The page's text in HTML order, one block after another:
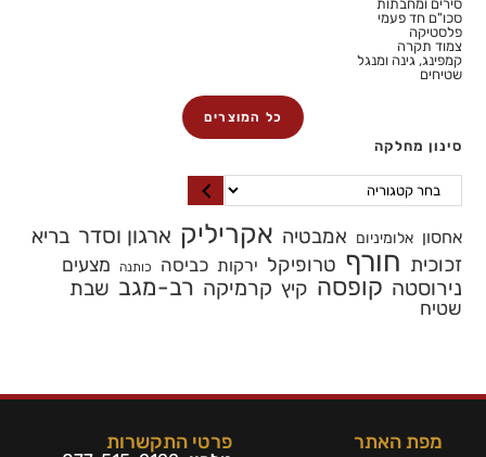
סירים ומחבתות
סכו"ם חד פעמי
פלסטיקה
צמוד תקרה
קמפינג, גינה ומנגל
שטיחים
כל המוצרים
סינון מחלקה
אחסון אלומיניום אמבטיה אקריליק ארגון וסדר בריא
זכוכית חורף טרופיקל ירקות כביסה כותנה מצעים
נירוסטה קופסה קיץ קרמיקה רב-מגב שבת
שטיח
מפת האתר פרטי התקשרות